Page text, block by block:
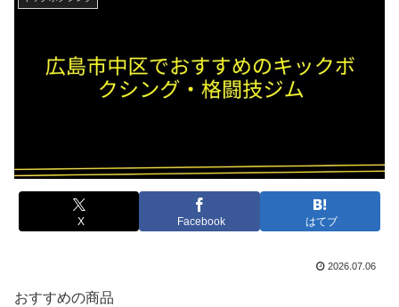
X Facebook はてブ
2026.07.06
おすすめの商品